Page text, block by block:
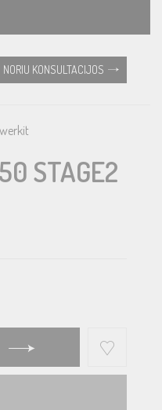
NORIU KONSULTACIJOS
STAGE2